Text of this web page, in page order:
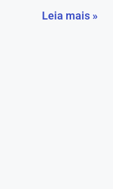
Leia mais »